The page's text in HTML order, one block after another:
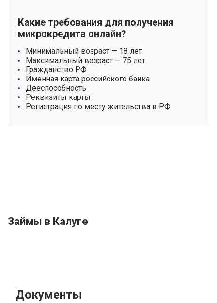
Какие требования для получения
микрокредита онлайн?
Минимальный возраст — 18 лет
Максимальный возраст — 75 лет
Гражданство РФ
Именная карта российского банка
Дееспособность
Реквизиты карты
Регистрация по месту жительства в РФ
Займы в Калуге
Документы